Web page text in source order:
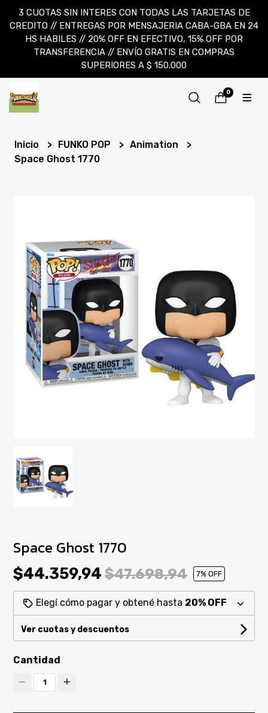
3 CUOTAS SIN INTERES CON TODAS LAS TARJETAS DE
CREDITO // ENTREGAS POR MENSAJERIA CABA-GBA EN 24
HS HABILES // 20% OFF EN EFECTIVO, 15% OFF POR
TRANSFERENCIA // ENVÍO GRATIS EN COMPRAS
SUPERIORES A $ 150.000
0
Inicio FUNKO POP
Animation
Space Ghost 1770
Space Ghost 1770
$44.359,94$47.698,94 7% OFF
Elegí cómo pagar y obtené hasta 20% OFF
Ver cuotas y descuentos
Cantidad
1